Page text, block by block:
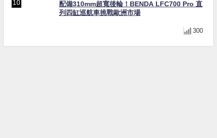
配備310mm超寬後輪！BENDA LFC700 Pro 直
列四缸巡航車挑戰歐洲市場
300